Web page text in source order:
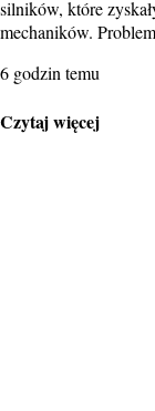
silników, które
mechaników.
6 godzin temu
Czytaj więcej